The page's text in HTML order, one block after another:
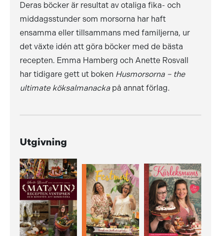
Deras böcker är resultat av otaliga fika- och
middagsstunder som morsorna har haft
ensamma eller tillsammans med familjerna, ur
det växte idén att göra böcker med de bästa
recepten. Emma Hamberg och Anette Rosvall
har tidigare gett ut boken Husmorsorna – the
ultimate köksalmanackapå annat förlag.
Utgivning